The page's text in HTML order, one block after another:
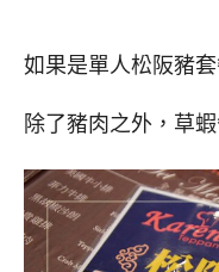
如果是單人松阪豬套
除了豬肉之外，草